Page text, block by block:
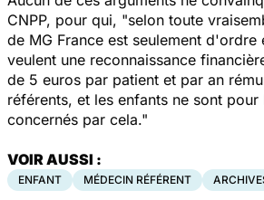
CNPP, pour qui, "selon toute
de MG France est seulement d'ordre
veulent une reconnaissance
de 5 euros par patient et par an
référents, et les enfants ne sont
concernés par cela."
VOIR AUSSI :
ENFANT MÉDECIN RÉFÉRENT